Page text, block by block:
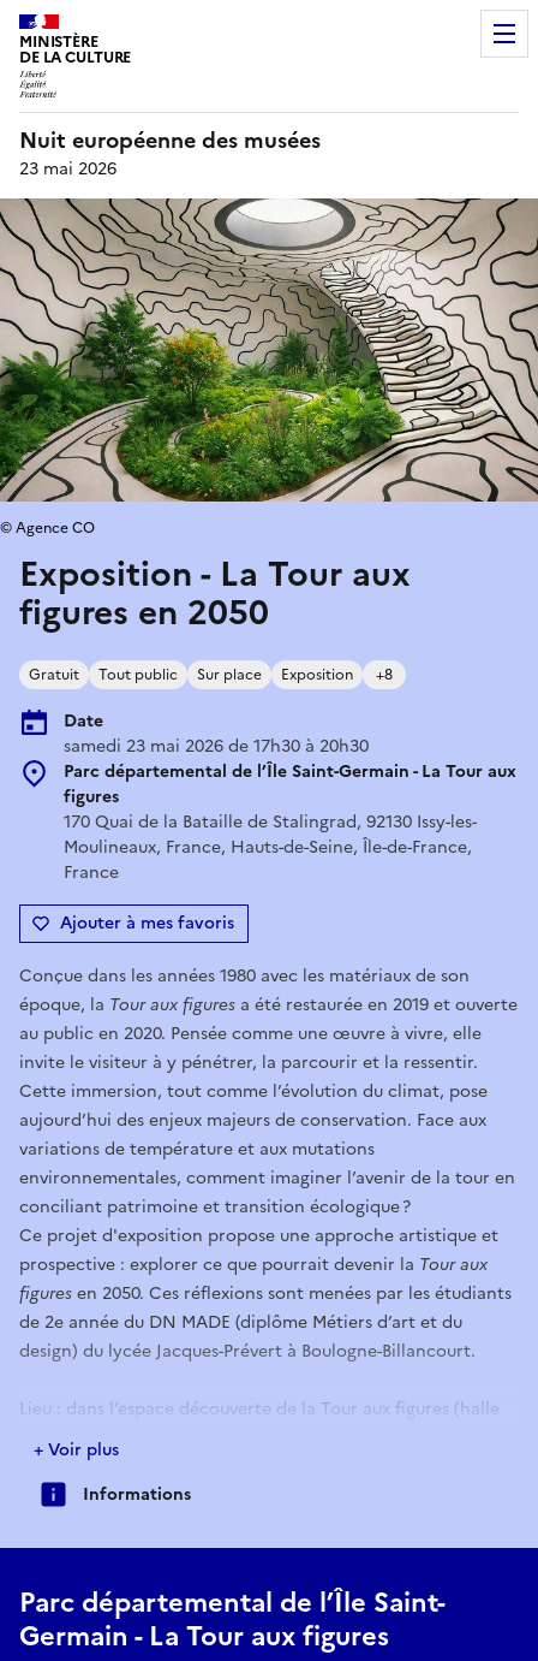
MINISTÈRE
DE LA CULTURE
Nuit européenne des musées
23 mai 2026
Exposition - La Tour aux
figures en 2050
Gratuit Tout public Sur place Exposition +8
Date
samedi 23 mai 2026 de 17h30 à 20h30
Parc départemental de l’Île Saint-Germain - La Tour aux
figures
170 Quai de la Bataille de Stalingrad, 92130 Issy-les-
Moulineaux, France, Hauts-de-Seine, Île-de-France,
France
Ajouter à mes favoris
© Agence CO
Conçue dans les années 1980 avec les matériaux de son
époque, la Tour aux figures a été restaurée en 2019 et ouverte
au public en 2020. Pensée comme une œuvre à vivre, elle
invite le visiteur à y pénétrer, la parcourir et la ressentir.
Cette immersion, tout comme l’évolution du climat, pose
aujourd’hui des enjeux majeurs de conservation. Face aux
variations de température et aux mutations
environnementales, comment imaginer l’avenir de la tour en
conciliant patrimoine et transition écologique ?
Ce projet d'exposition propose une approche artistique et
prospective : explorer ce que pourrait devenir la Tour aux
figuresen 2050. Ces réflexions sont menées par les étudiants
de 2e année du DN MADE (diplôme Métiers d’art et du
design) du lycée Jacques-Prévert à Boulogne-Billancourt.
Lieu : dans l’espace découverte de la Tour aux figures (halle
du parc de l'île Saint-Germain) en accès libre, gratuitement.
+ Voir plus
Informations
Parc départemental de l’Île Saint-
Germain - La Tour aux figures